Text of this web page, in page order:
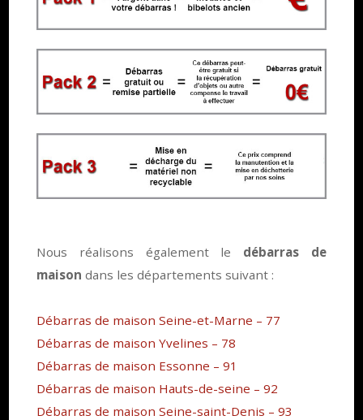
Nous réalisons également le débarras de
maison dans les départements suivant :
Débarras de maison Seine-et-Marne – 77
Débarras de maison Yvelines – 78
Débarras de maison Essonne – 91
Débarras de maison Hauts-de-seine – 92
Débarras de maison Seine-saint-Denis – 93